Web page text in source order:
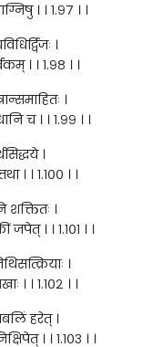
। । १.९७ । ।
।
। । १.९८ । ।
।
च । । १.९९ । ।
।
। । १.१०० । ।
शक्तितः ।
जपेत् । । १.१०१ । ।
।
। । १.१०२ । ।
हरेत् ।
। । १.१०३ । ।